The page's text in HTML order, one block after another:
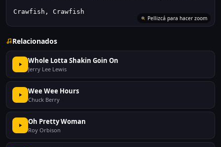
Crawfish, Crawfish
Pellizcá para hacer zoom
Relacionados
Whole Lotta Shakin Goin On
Jerry Lee Lewis
Wee Wee Hours
Chuck Berry
Oh Pretty Woman
Roy Orbison